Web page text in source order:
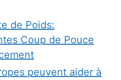
de Poids:
Coup de Pouce
peuvent aider à